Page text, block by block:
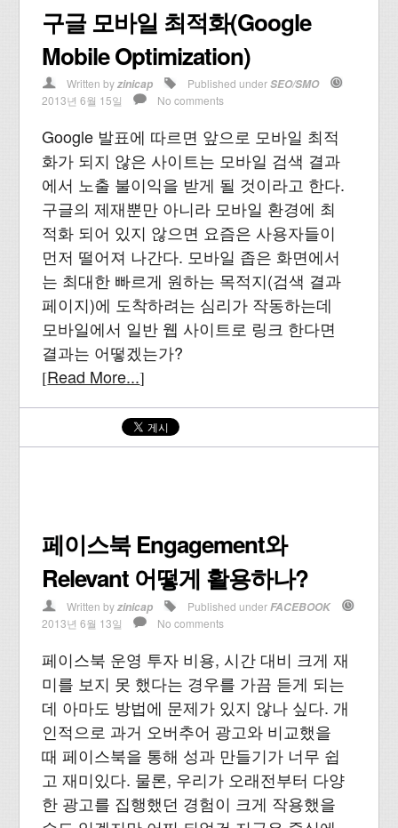
구글 모바일 최적화(Google
Mobile Optimization)
Written byzinicap Published underSEO/SMO
2013년 6월 15일
No comments
Google 발표에 따르면 앞으로 모바일 최적
화가 되지 않은 사이트는 모바일 검색 결과
에서 노출 불이익을 받게 될 것이라고 한다.
구글의 제재뿐만 아니라 모바일 환경에 최
적화 되어 있지 않으면 요즘은 사용자들이
먼저 떨어져 나간다. 모바일 좁은 화면에서
는 최대한 빠르게 원하는 목적지(검색 결과
페이지)에 도착하려는 심리가 작동하는데
모바일에서 일반 웹 사이트로 링크 한다면
결과는 어떻겠는가?
[Read More...]
페이스북 Engagement와
Relevant 어떻게 활용하나?
Written byzinicap Published underFACEBOOK
2013년 6월 13일
No comments
페이스북 운영 투자 비용, 시간 대비 크게 재
미를 보지 못 했다는 경우를 가끔 듣게 되는
데 아마도 방법에 문제가 있지 않나 싶다. 개
인적으로 과거 오버추어 광고와 비교했을
때 페이스북을 통해 성과 만들기가 너무 쉽
고 재미있다. 물론, 우리가 오래전부터 다양
한 광고를 집행했던 경험이 크게 작용했을